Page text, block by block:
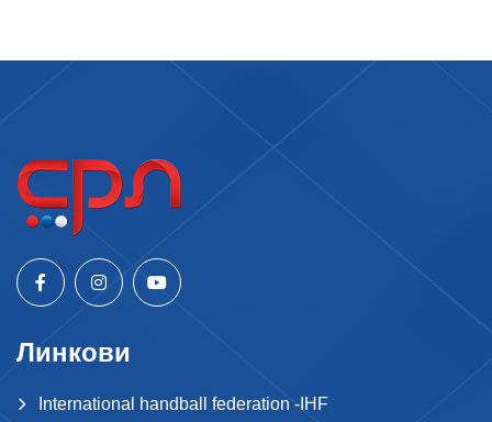
Линкови
International handball federation -IHF